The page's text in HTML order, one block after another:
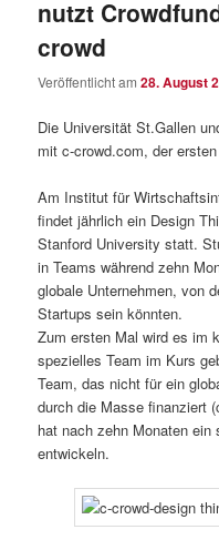
nutzt
crowd
Veröffentlicht am28. August
Die Universität St.Gallen
mit c-crowd.com, der
Am Institut für
findet jährlich ein Design
Stanford University statt.
in Teams während zehn
globale Unternehmen, von
Startups sein könnten.
Zum ersten Mal wird es im
spezielles Team im Kurs
Team, das nicht für ein
durch die Masse finanziert
hat nach zehn Monaten
entwickeln.